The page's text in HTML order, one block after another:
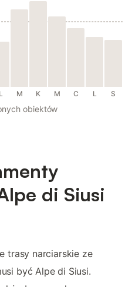
L M K M C L S
obiektów
di Siusi
trasy narciarskie ze
być Alpe di Siusi.